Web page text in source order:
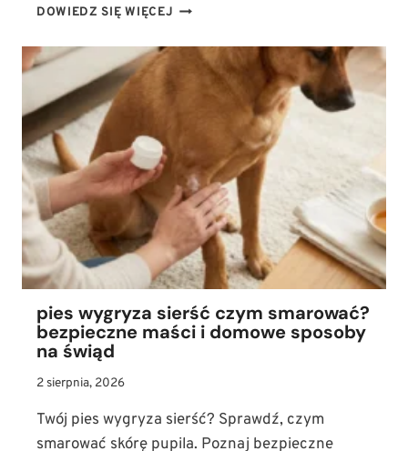
DOWIEDZ SIĘ WIĘCEJ JAKIE
PSÓW
MAJĄ
WŁOSY
PSY
DLA
ALERGIKÓW!
pies wygryza sierść czym smarować?
bezpieczne maści i domowe sposoby
na świąd
2 sierpnia, 2026
Twój pies wygryza sierść? Sprawdź, czym
smarować skórę pupila. Poznaj bezpieczne